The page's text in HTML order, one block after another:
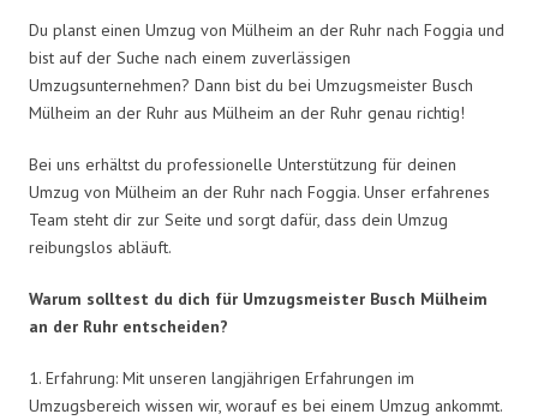
Du planst einen Umzug von Mülheim an der Ruhr nach Foggia und
bist auf der Suche nach einem zuverlässigen
Umzugsunternehmen? Dann bist du bei Umzugsmeister Busch
Mülheim an der Ruhr aus Mülheim an der Ruhr genau richtig!
Bei uns erhältst du professionelle Unterstützung für deinen
Umzug von Mülheim an der Ruhr nach Foggia. Unser erfahrenes
Team steht dir zur Seite und sorgt dafür, dass dein Umzug
reibungslos abläuft.
Warum solltest du dich für Umzugsmeister Busch Mülheim
an der Ruhr entscheiden?
1. Erfahrung: Mit unseren langjährigen Erfahrungen im
Umzugsbereich wissen wir, worauf es bei einem Umzug ankommt.